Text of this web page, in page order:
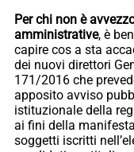
Per chi non è
amministrative, è
capire cos a sta
dei nuovi direttori
171/2016 che
apposito avviso
istituzionale della
ai fini della
soggetti iscritti